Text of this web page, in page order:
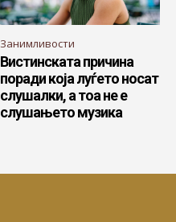
Занимливости
Вистинската причина
поради која луѓето носат
слушалки, а тоа не е
слушањето музика